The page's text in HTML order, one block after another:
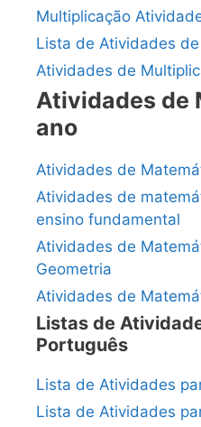
Multiplicação
Lista de Atividades
Atividades de
Atividades de
ano
Atividades de
Atividades de
ensino fundamental
Atividades de
Geometria
Atividades de
Listas de
Português
Lista de Atividades
Lista de Atividades